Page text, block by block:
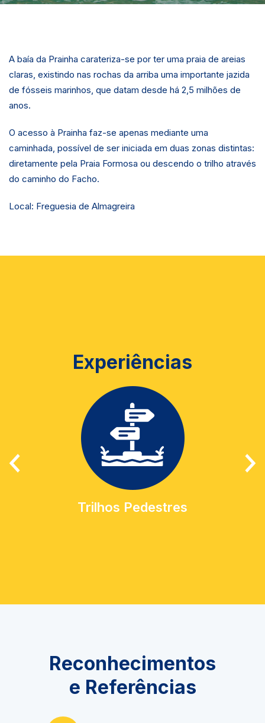
A baía da Prainha carateriza-se por ter uma praia de areias
claras, existindo nas rochas da arriba uma importante jazida
de fósseis marinhos, que datam desde há 2,5 milhões de
anos.
O acesso à Prainha faz-se apenas mediante uma
caminhada, possível de ser iniciada em duas zonas distintas:
diretamente pela Praia Formosa ou descendo o trilho através
do caminho do Facho.
Local: Freguesia de Almagreira
Experiências
Trilhos Pedestres
Reconhecimentos
e Referências